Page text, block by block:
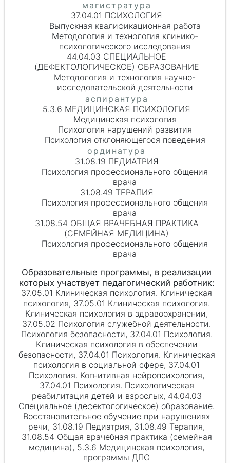
37.04.01 ПСИХОЛОГИЯ
Выпускная квалификационная работа
Методология и технология клинико-
психологического исследования
44.04.03 СПЕЦИАЛЬНОЕ
(ДЕФЕКТОЛОГИЧЕСКОЕ) ОБРАЗОВАНИЕ
Методология и технология научно-
исследовательской деятельности
5.3.6 МЕДИЦИНСКАЯ ПСИХОЛОГИЯ
Медицинская психология
Психология нарушений развития
Психология отклоняющегося поведения
31.08.19 ПЕДИАТРИЯ
Психология профессионального общения
врача
31.08.49 ТЕРАПИЯ
Психология профессионального общения
врача
31.08.54 ОБЩАЯ ВРАЧЕБНАЯ ПРАКТИКА
(СЕМЕЙНАЯ МЕДИЦИНА)
Психология профессионального общения
врача
37.05.01 Клиническая психология. Клиническая
психология, 37.05.01 Клиническая психология.
Клиническая психология в здравоохранении,
37.05.02 Психология служебной деятельности.
Психология безопасности, 37.04.01 Психология.
Клиническая психология в обеспечении
безопасности, 37.04.01 Психология. Клиническая
психология в социальной сфере, 37.04.01
Психология. Когнитивная нейропсихология,
37.04.01 Психология. Психологическая
реабилитация детей и взрослых, 44.04.03
Специальное (дефектологическое) образование.
Восстановительное обучение при нарушениях
речи, 31.08.19 Педиатрия, 31.08.49 Терапия,
31.08.54 Общая врачебная практика (семейная
медицина), 5.3.6 Медицинская психология,
программы ДПО